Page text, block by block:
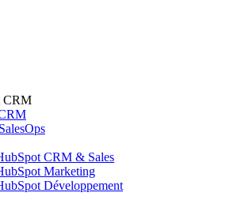
CRM
CRM & Sales
Marketing
Développement